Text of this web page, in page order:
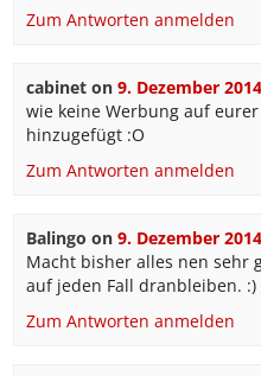
Zum Antworten anmelden
cabineton 9. Dezember 2014
wie keine Werbung auf
hinzugefügt :O
Zum Antworten anmelden
Balingo on 9. Dezember 2014
Macht bisher alles nen sehr
auf jeden Fall dranbleiben. :)
Zum Antworten anmelden